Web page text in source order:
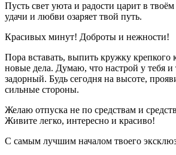
Пусть свет уюта и радости царит в
удачи и любви озаряет твой путь.
Красивых минут! Доброты и нежности!
Пора вставать, выпить кружку крепкого
новые дела. Думаю, что настрой у тебя и
задорный. Будь сегодня на высоте,
сильные стороны.
Желаю отпуска не по средствам и
Живите легко, интересно и красиво!
С самым лучшим началом твоего